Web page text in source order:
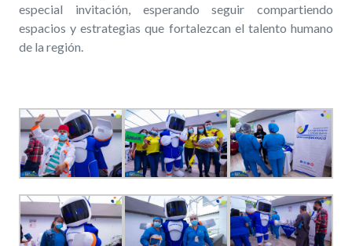
especial invitación, esperando seguir compartiendo
espacios y estrategias que fortalezcan el talento humano
de la región.